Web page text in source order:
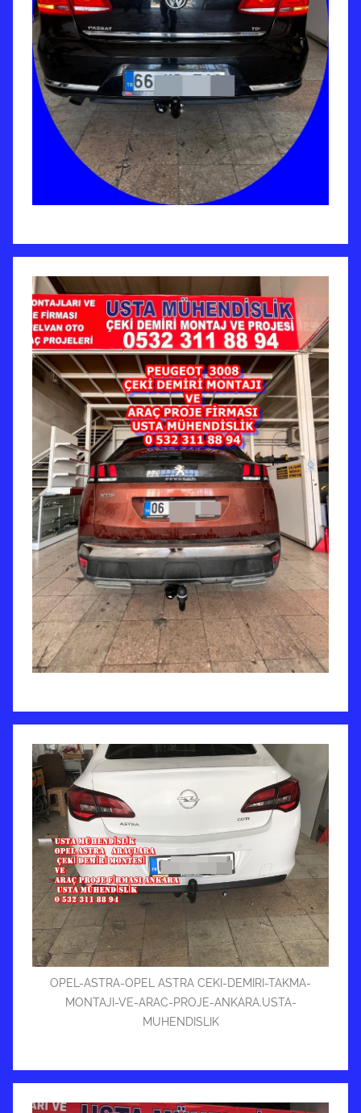
OPEL-ASTRA-OPEL ASTRA CEKI-DEMIRI-TAKMA-
MONTAJI-VE-ARAC-PROJE-ANKARA.USTA-
MUHENDISLIK